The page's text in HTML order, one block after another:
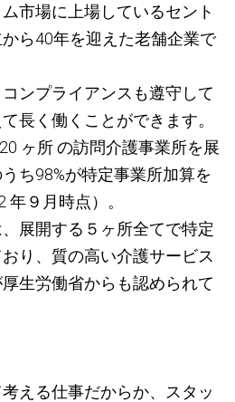
市場に上場しているセント
ら40年を迎えた老舗企業で
ンプライアンスも遵守して
長く働くことができます。
ヶ所 の訪問介護事業所を展
ち98%が特定事業所加算を
９月時点）。
展開する５ヶ所全てで特定
り、質の高い介護サービス
生労働省からも認められて
える仕事だからか、スタッ